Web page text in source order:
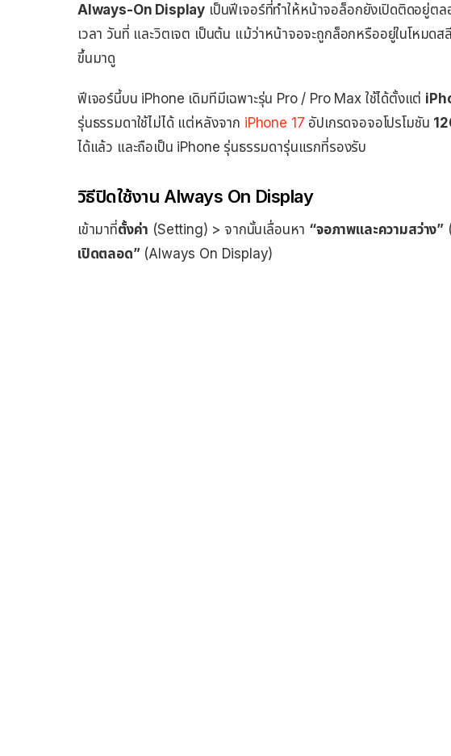
Always-On Display เป็นฟีเจอร์ที่ทำให้หน้าจอล็อกยังเปิดติดอยู่ต
เวลา วันที่ และวิตเจต เป็นต้น แม้ว่าหน้าจอจะถูกล็อกหรืออยู่ในโหมด
ขึ้นมาดู
ฟีเจอร์นี้บน iPhone เดิมทีมีเฉพาะรุ่น Pro / Pro Max ใช้ได้ตั้งแต่
รุ่นธรรมดาใช้ไม่ได้ แต่หลังจาก iPhone 17 อัปเกรดจอจอโปรโมชัน
ได้แล้ว และถือเป็น iPhone รุ่นธรรมดารุ่นแรกที่รองรับ
วิธีปิดใช้งาน Always On Display
เข้ามาที่ตั้งค่า (Setting) > จากนั้นเลื่อนหา “จอภาพและความสว่าง”
เปิดตลอด”(Always On Display)